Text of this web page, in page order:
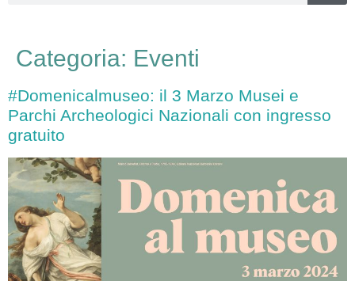
Categoria: Eventi
#Domenicalmuseo: il 3 Marzo Musei e
Parchi Archeologici Nazionali con ingresso
gratuito